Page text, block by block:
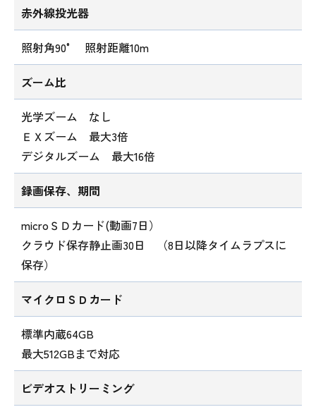
赤外線投光器
照射角90° 照射距離10m
ズーム比
光学ズーム なし
ＥＸズーム 最大3倍
デジタルズーム 最大16倍
録画保存、期間
microＳＤカード(動画7日）
クラウド保存静止画30日 （8日以降タイムラプスに
保存）
マイクロＳＤカード
標準内蔵64GB
最大512GBまで対応
ビデオストリーミング